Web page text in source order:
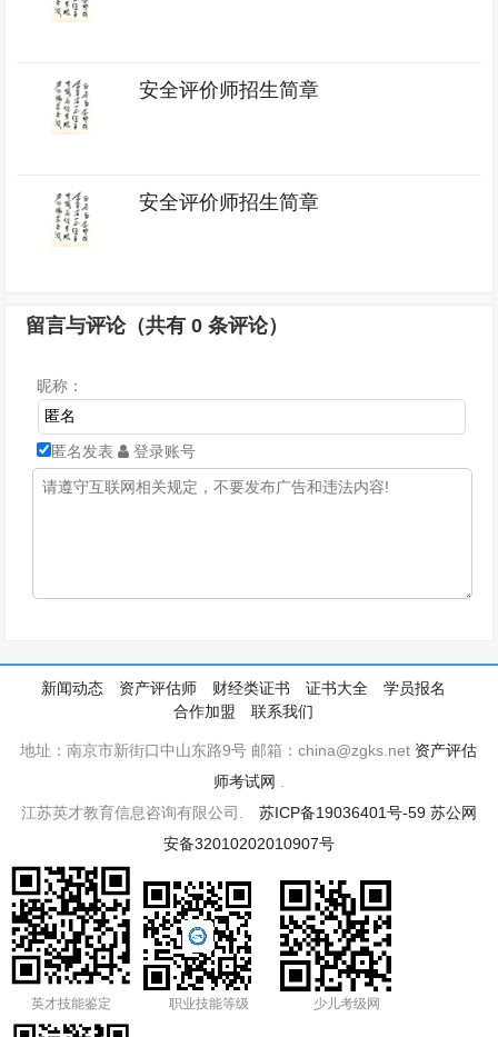
安全评价师招生简章
安全评价师招生简章
留言与评论（共有0 条评论）
昵称：
匿名发表 登录账号
新闻动态 资产评估师 财经类证书 证书大全
学员报名
合作加盟
联系我们
地址：南京市新街口中山东路9号 邮箱：china@zgks.net 资产评估
师考试网
江苏英才教育信息咨询有限公司. 苏ICP备19036401号-59 苏公网
安备32010202010907号
英才技能鉴定 职业技能等级 少儿考级网